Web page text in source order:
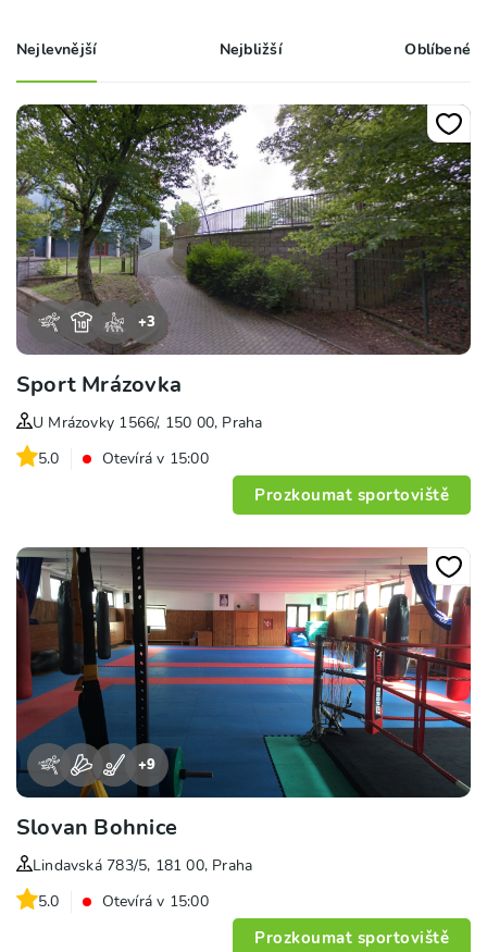
Nejlevnější Nejbližší Oblíbené
+3
Sport Mrázovka
U Mrázovky 1566/, 150 00, Praha
5.0
Otevírá v 15:00
Prozkoumat sportoviště
+9
Slovan Bohnice
Lindavská 783/5, 181 00, Praha
5.0
Otevírá v 15:00
Prozkoumat sportoviště